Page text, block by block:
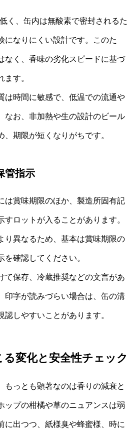
く、缶内は無酸素で密封されるた
になりにくい設計です。このた
なく、香味の劣化スピードに基づ
ます。
は時間に敏感で、低温での流通や
なお、非加熱や生の設計のビール
、期限が短くなりがちです。
管指示
は賞味期限のほか、製造所固有記
すロットが入ることがあります。
り異なるため、基本は賞味期限の
確認してください。
て保存、冷蔵推奨などの文言があ
印字が読みづらい場合は、缶の溝
しやすいことがあります。
変化と安全性チェック
もっとも顕著なのは香りの減衰と
ップの柑橘や草のニュアンスは弱
に出つつ、紙様臭や蜂蜜様、時に